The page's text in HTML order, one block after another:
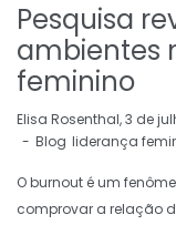
Pesquisa
ambientes
feminino
by
Elisa Rosenthal 3 de
Blog liderança
O burnout é um
comprovar a relação